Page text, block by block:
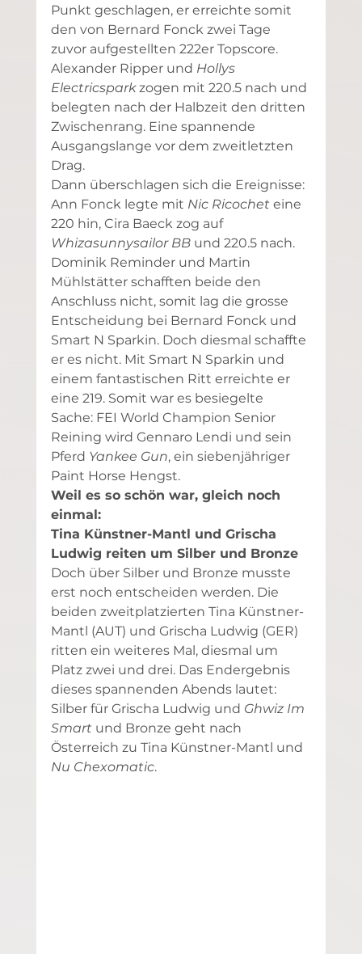
Punkt geschlagen, er erreichte somit
den von Bernard Fonck zwei Tage
zuvor aufgestellten 222er Topscore.
Alexander Ripper und Hollys
Electricspark zogen mit 220.5 nach und
belegten nach der Halbzeit den dritten
Zwischenrang. Eine spannende
Ausgangslange vor dem zweitletzten
Drag.
Dann überschlagen sich die Ereignisse:
Ann Fonck legte mit Nic Ricochet eine
220 hin, Cira Baeck zog auf
Whizasunnysailor BB und 220.5 nach.
Dominik Reminder und Martin
Mühlstätter schafften beide den
Anschluss nicht, somit lag die grosse
Entscheidung bei Bernard Fonck und
Smart N Sparkin. Doch diesmal schaffte
er es nicht. Mit Smart N Sparkin und
einem fantastischen Ritt erreichte er
eine 219. Somit war es besiegelte
Sache: FEI World Champion Senior
Reining wird Gennaro Lendi und sein
Pferd Yankee Gun, ein siebenjähriger
Paint Horse Hengst.
Weil es so schön war, gleich noch
einmal:
Tina Künstner-Mantl und Grischa
Ludwig reiten um Silber und Bronze
Doch über Silber und Bronze musste
erst noch entscheiden werden. Die
beiden zweitplatzierten Tina Künstner-
Mantl (AUT) und Grischa Ludwig (GER)
ritten ein weiteres Mal, diesmal um
Platz zwei und drei. Das Endergebnis
dieses spannenden Abends lautet:
Silber für Grischa Ludwig und Ghwiz Im
Smart und Bronze geht nach
Österreich zu Tina Künstner-Mantl und
Nu Chexomatic.